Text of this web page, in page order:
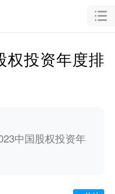
权投资年度排
中国股权投资年